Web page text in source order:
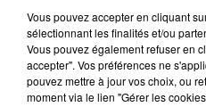
Il est considéré comme l'un
Noël de la région. La 29ème
Loup-sur-Thouet se tient ce
Après l'étrange week-end de
de Thouars ouvre une
Vous pouvez accepter en cliquant
sélectionnant les finalités et/ou
Vous pouvez également refuser en
accepter". Vos préférences ne
pouvez mettre à jour vos choix, ou
moment via le lien "Gérer les